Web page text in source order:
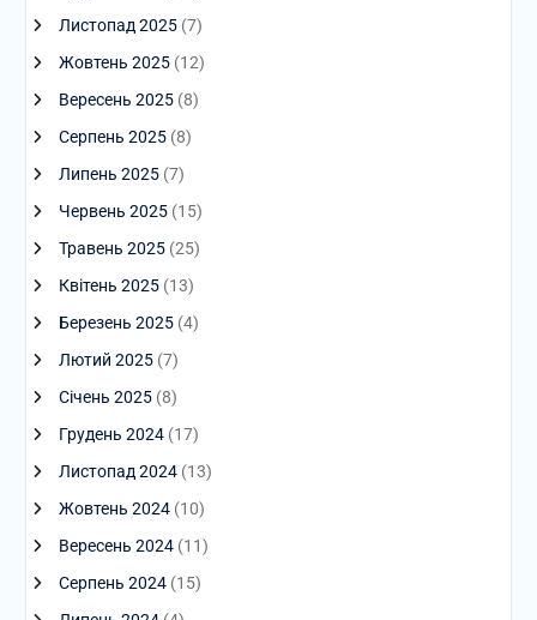
Листопад 2025(7)
Жовтень 2025(12)
Вересень 2025(8)
Серпень 2025(8)
Липень 2025(7)
Червень 2025(15)
Травень 2025(25)
Квітень 2025(13)
Березень 2025(4)
Лютий 2025(7)
Січень 2025(8)
Грудень 2024(17)
Листопад 2024(13)
Жовтень 2024(10)
Вересень 2024(11)
Серпень 2024(15)